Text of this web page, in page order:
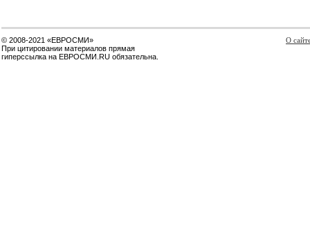
© 2008-2021 «ЕВРОСМИ»
При цитировании материалов прямая
гиперссылка на ЕВРОСМИ.RU обязательна.
О